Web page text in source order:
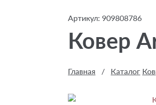
Артикул: 909808786
Ковер
Главная / Каталог